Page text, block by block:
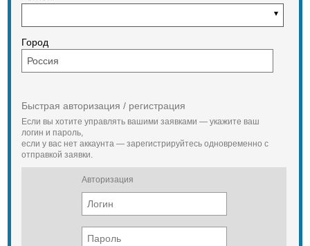
Город
Быстрая авторизация / регистрация
Если вы хотите управлять вашими заявками — укажите ваш
логин и пароль,
если у вас нет аккаунта — зарегистрируйтесь одновременно с
отправкой заявки.
Авторизация